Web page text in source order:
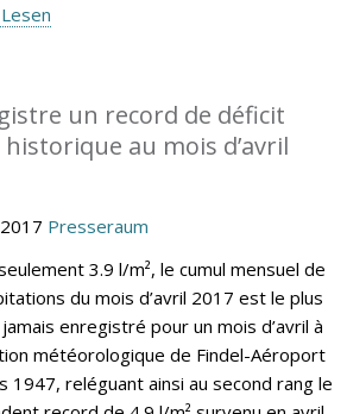
un record de déficit
au mois d’avril
Presseraum
3.9 l/m², le cumul mensuel de
du mois d’avril 2017 est le plus
enregistré pour un mois d’avril à
météorologique de Findel-Aéroport
1947, reléguant ainsi au second rang le